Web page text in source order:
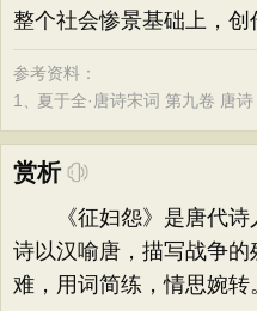
整个社会惨景基础上，创
参考资料：
1、夏于全·唐诗宋词 第九卷 唐
赏析
《征妇怨》是唐代诗
诗以汉喻唐，描写战争
难，用词简练，情思婉转